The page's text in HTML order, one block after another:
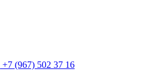
+7 (967) 502 37 16